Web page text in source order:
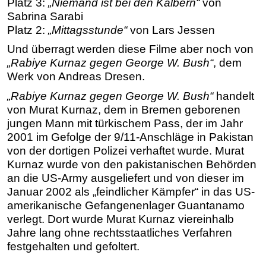
Platz 3: „Niemand ist bei den Kälbern“von
Sabrina Sarabi
Platz 2: „Mittagsstunde“von Lars Jessen
Und überragt werden diese Filme aber noch von
„Rabiye Kurnaz gegen George W. Bush“, dem
Werk von Andreas Dresen.
„Rabiye Kurnaz gegen George W. Bush“handelt
von Murat Kurnaz, dem in Bremen geborenen
jungen Mann mit türkischem Pass, der im Jahr
2001 im Gefolge der 9/11-Anschläge in Pakistan
von der dortigen Polizei verhaftet wurde. Murat
Kurnaz wurde von den pakistanischen Behörden
an die US-Army ausgeliefert und von dieser im
Januar 2002 als „feindlicher Kämpfer“ in das US-
amerikanische Gefangenenlager Guantanamo
verlegt. Dort wurde Murat Kurnaz viereinhalb
Jahre lang ohne rechtsstaatliches Verfahren
festgehalten und gefoltert.